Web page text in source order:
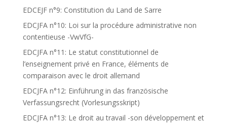
EDCEJF n°9: Constitution du Land de Sarre
EDCJFA n°10: Loi sur la procédure administrative non
contentieuse -VwVfG-
EDCJFA n°11: Le statut constitutionnel de
l’enseignement privé en France, éléments de
comparaison avec le droit allemand
EDCJFA n°12: Einführung in das französische
Verfassungsrecht (Vorlesungsskript)
EDCJFA n°13: Le droit au travail -son développement et